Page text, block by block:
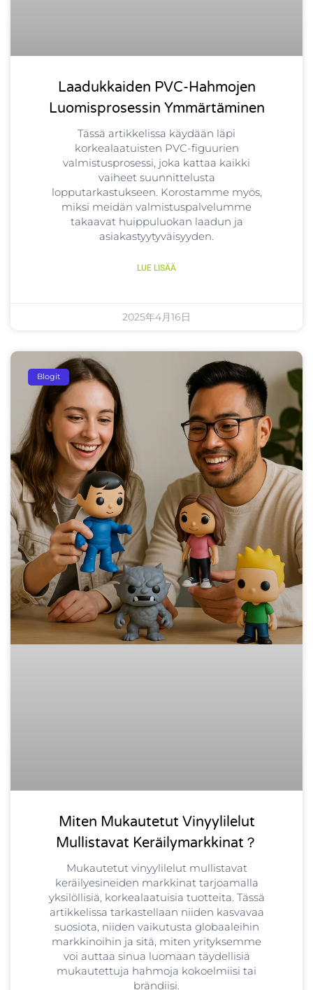
Laadukkaiden PVC-Hahmojen
Luomisprosessin Ymmärtäminen
Tässä artikkelissa käydään läpi
korkealaatuisten PVC-figuurien
valmistusprosessi, joka kattaa kaikki
vaiheet suunnittelusta
lopputarkastukseen. Korostamme myös,
miksi meidän valmistuspalvelumme
takaavat huippuluokan laadun ja
asiakastyytyväisyyden.
LUE LISÄÄ
2025年4月16日
Blogit
Miten Mukautetut Vinyylilelut
Mullistavat Keräilymarkkinat？
Mukautetut vinyylilelut mullistavat
keräilyesineiden markkinat tarjoamalla
yksilöllisiä, korkealaatuisia tuotteita. Tässä
artikkelissa tarkastellaan niiden kasvavaa
suosiota, niiden vaikutusta globaaleihin
markkinoihin ja sitä, miten yrityksemme
voi auttaa sinua luomaan täydellisiä
mukautettuja hahmoja kokoelmiisi tai
brändiisi.